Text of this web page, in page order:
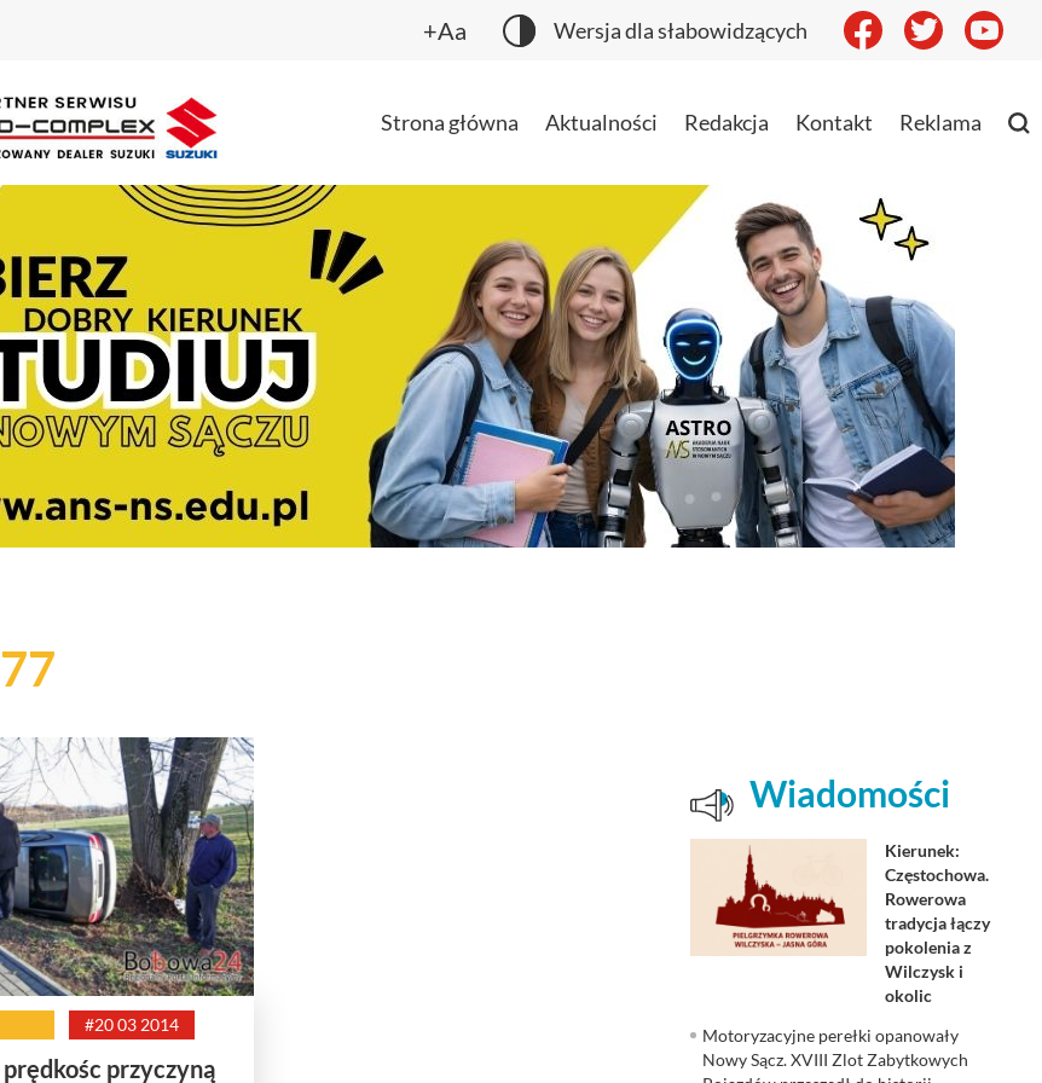
+Aa Wersja dla słabowidzących
Strona główna Aktualności Redakcja Kontakt Reklama
#20 03 2014
przyczyną
Wiadomości
Kierunek:
Częstochowa.
Rowerowa
tradycja łączy
pokolenia z
Wilczysk i
okolic
Motoryzacyjne perełki opanowały
Nowy Sącz. XVIII Zlot Zabytkowych